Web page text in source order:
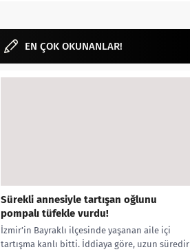
EN ÇOK OKUNANLAR!
Sürekli annesiyle tartışan oğlunu
pompalı tüfekle vurdu!
İzmir’in Bayraklı ilçesinde yaşanan aile içi
tartışma kanlı bitti. İddiaya göre, uzun süredir